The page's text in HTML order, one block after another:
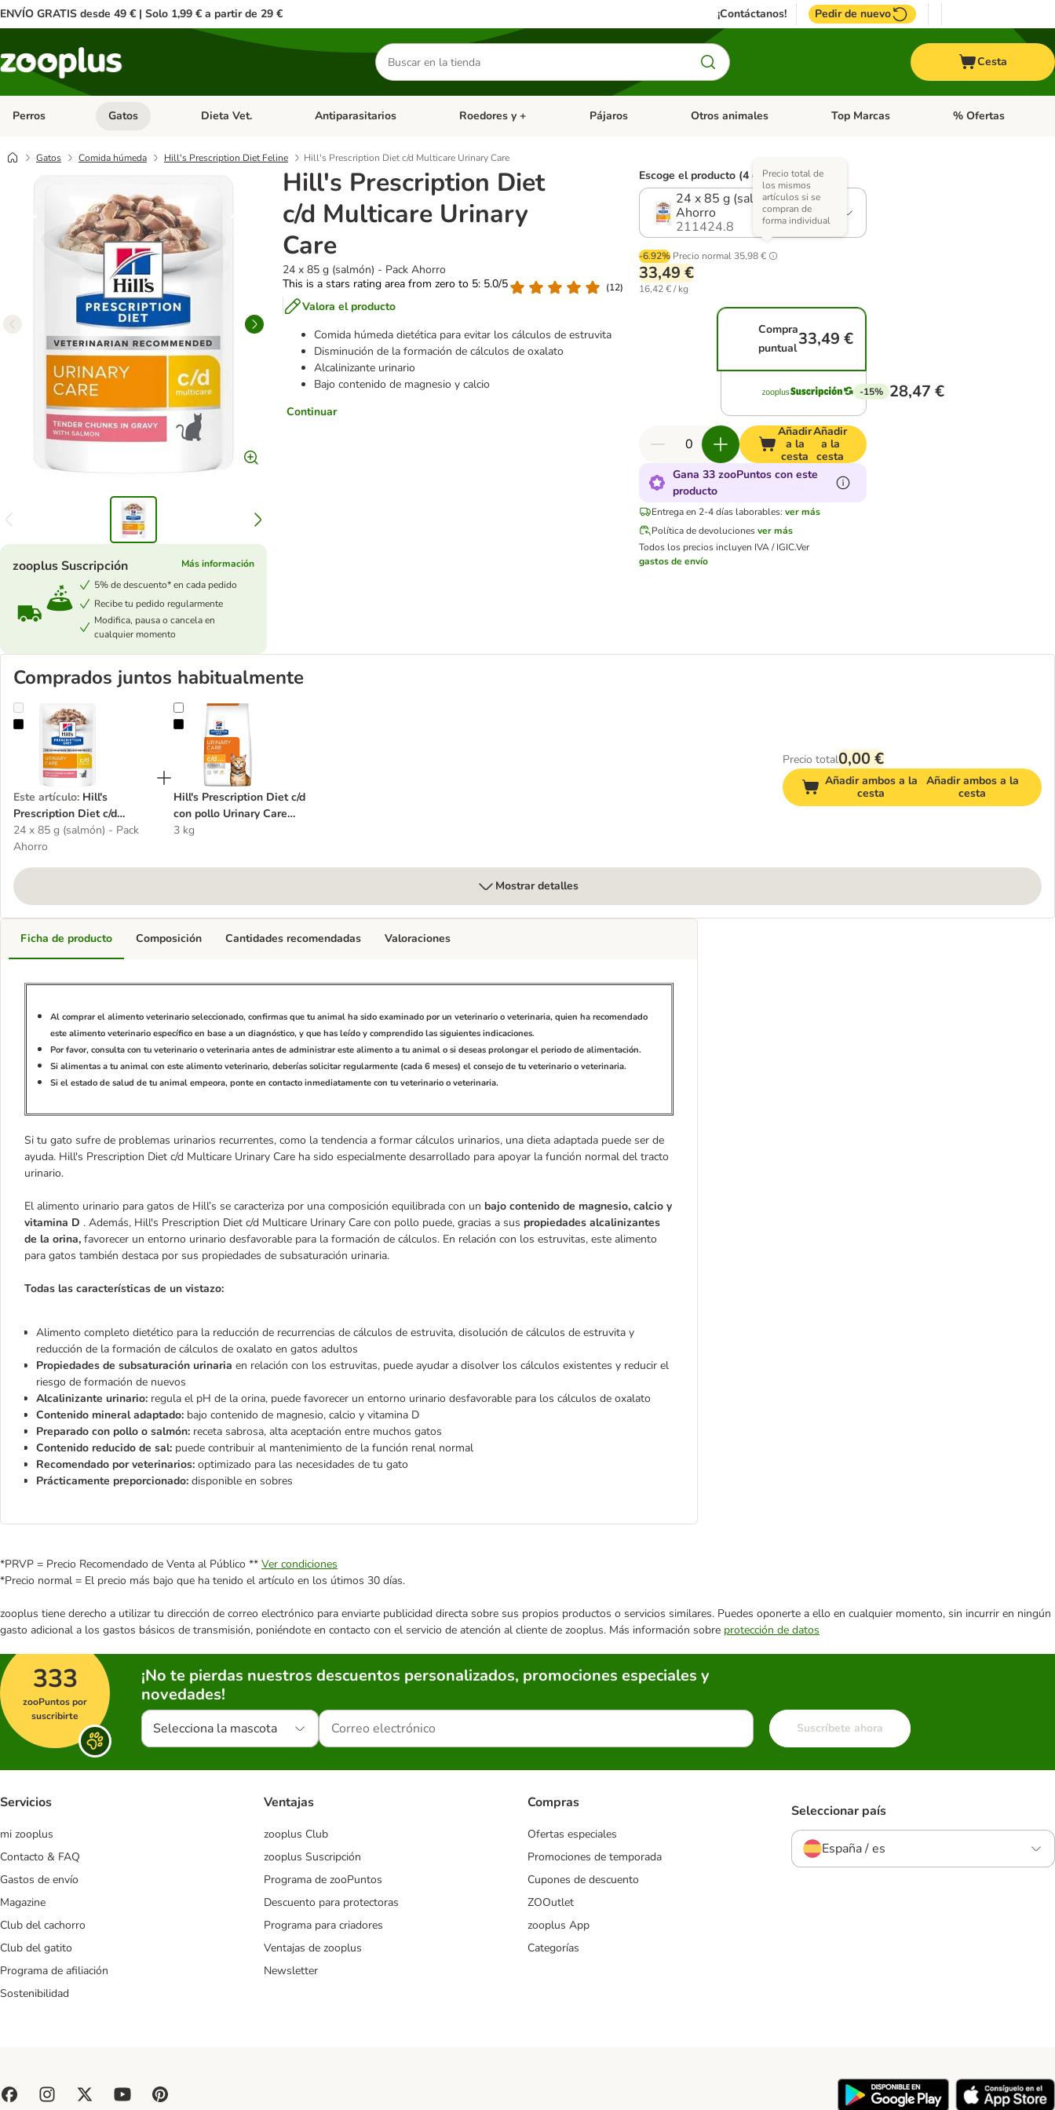
ENVÍO GRATIS desde 49 € | Solo 1,99 € a partir de 29 € ¡Contáctanos! Pedir de nuevo
Buscar
productos
Cesta
Perros Menú de categoria abierto: Perros
Gatos Menú de categoria abierto: Gatos
Dieta Vet. Menú de categoria abierto: Dieta Vet.
Antiparasitarios Menú de categoria abierto: Antiparasitarios
Roedores y + Menú de categoria abierto: Roedores y +
Pájaros Menú de categoria abierto: Pájaros
Otros animales Menú de categoria abierto: Otros animales
Top Marcas Menú de categoria
% Ofertas
Gatos Comida húmeda Hill's Prescription Diet Feline Hill's Prescription Diet c/d Multicare Urinary Care
Hill's Prescription Diet
c/d Multicare Urinary
Care
24 x 85 g (salmón) - Pack Ahorro
This is a stars rating area from zero to 5: 5.0/5
(12)
Valora el producto
Comida húmeda dietética para evitar los cálculos de estruvita
Disminución de la formación de cálculos de oxalato
Alcalinizante urinario
Bajo contenido de magnesio y calcio
Continuar
zooplus Suscripción
Más información
5% de descuento* en cada pedido
Recibe tu pedido regularmente
Modifica, pausa o cancela en
cualquier momento
Escoge el producto (4 opciones)
24 x 85 g (salmón) - Pack
Ahorro
211424.8
-6.92% Precio normal 35,98 €
Precio total de
los mismos
artículos si se
compran de
forma individual
33,49 €
16,42 € / kg
Compra
puntual33,49 €
-15% 28,47 €
Añadir
a la
cesta
Añadir
a la
cesta
Gana 33 zooPuntos con este
producto
Entrega en 2-4 días laborables: ver más
Política de devolucionesver más
Todos los precios incluyen IVA / IGIC.Ver
gastos de envío
Comprados juntos habitualmente
Hill's Prescription Diet c/d Multicare Urinary Care
Este artículo: Hill's
Prescription Diet c/d
Multicare Urinary Care
24 x 85 g (salmón) - Pack
Ahorro
Hill's Prescription Diet c/d con pollo Urinary Care pienso para gatos
Hill's Prescription Diet c/d
con pollo Urinary Care
pienso para gatos
3 kg
Precio total0,00 €
Añadir ambos a la
cesta
Añadir ambos a la
cesta
Mostrar detalles
Ficha de producto
Al comprar el alimento veterinario seleccionado, confirmas que tu animal ha sido examinado por un veterinario o veterinaria, quien ha recomendado
este alimento veterinario específico en base a un diagnóstico, y que has leído y comprendido las siguientes indicaciones.
Por favor, consulta con tu veterinario o veterinaria antes de administrar este alimento a tu animal o si deseas prolongar el periodo de alimentación.
Si alimentas a tu animal con este alimento veterinario, deberías solicitar regularmente (cada 6 meses) el consejo de tu veterinario o veterinaria.
Si el estado de salud de tu animal empeora, ponte en contacto inmediatamente con tu veterinario o veterinaria.
Si tu gato sufre de problemas urinarios recurrentes, como la tendencia a formar cálculos urinarios, una dieta adaptada puede ser de
ayuda. Hill's Prescription Diet c/d Multicare Urinary Care ha sido especialmente desarrollado para apoyar la función normal del tracto
urinario.
El alimento urinario para gatos de Hill’s se caracteriza por una composición equilibrada con un bajo contenido de magnesio, calcio y
vitamina D . Además, Hill's Prescription Diet c/d Multicare Urinary Care con pollo puede, gracias a sus propiedades alcalinizantes
de la orina, favorecer un entorno urinario desfavorable para la formación de cálculos. En relación con los estruvitas, este alimento
para gatos también destaca por sus propiedades de subsaturación urinaria.
Todas las características de un vistazo:
Alimento completo dietético para la reducción de recurrencias de cálculos de estruvita, disolución de cálculos de estruvita y
reducción de la formación de cálculos de oxalato en gatos adultos
Propiedades de subsaturación urinaria en relación con los estruvitas, puede ayudar a disolver los cálculos existentes y reducir el
riesgo de formación de nuevos
Alcalinizante urinario: regula el pH de la orina, puede favorecer un entorno urinario desfavorable para los cálculos de oxalato
Contenido mineral adaptado: bajo contenido de magnesio, calcio y vitamina D
Preparado con pollo o salmón: receta sabrosa, alta aceptación entre muchos gatos
Contenido reducido de sal: puede contribuir al mantenimiento de la función renal normal
Recomendado por veterinarios: optimizado para las necesidades de tu gato
Prácticamente preporcionado: disponible en sobres
Composición Cantidades recomendadas Valoraciones
*PRVP = Precio Recomendado de Venta al Público ** Ver condiciones
*Precio normal = El precio más bajo que ha tenido el artículo en los útimos 30 días.
zooplus tiene derecho a utilizar tu dirección de correo electrónico para enviarte publicidad directa sobre sus propios productos o servicios similares. Puedes oponerte a ello en cualquier momento, sin incurrir en ningún
gasto adicional a los gastos básicos de transmisión, poniéndote en contacto con el servicio de atención al cliente de zooplus. Más información sobre protección de datos
333
zooPuntos por
suscribirte
¡No te pierdas nuestros descuentos personalizados, promociones especiales y
novedades!
Selecciona la mascota Suscríbete ahora
Servicios
mi zooplus
Contacto & FAQ
Gastos de envío
Magazine
Club del cachorro
Club del gatito
Programa de afiliación
Sostenibilidad
Ventajas
zooplus Club
zooplus Suscripción
Programa de zooPuntos
Descuento para protectoras
Programa para criadores
Ventajas de zooplus
Newsletter
Compras
Ofertas especiales
Promociones de temporada
Cupones de descuento
ZOOutlet
zooplus App
Categorías
Seleccionar país
España / es